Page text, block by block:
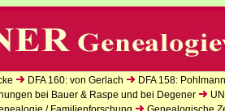
DFA 160: von Gerlach
DFA 158:
bei Bauer & Raspe und bei Degener